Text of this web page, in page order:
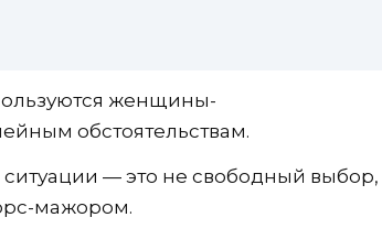
женщины-
обстоятельствам.
ситуации — это не свободный выбор,
мажором.